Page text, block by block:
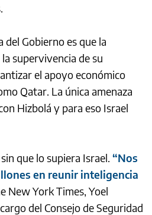
del Gobierno es que la
supervivencia de su
el apoyo económico
Qatar. La única amenaza
Hizbolá y para eso Israel
que lo supiera Israel. “Nos
en reunir inteligencia
New York Times, Yoel
del Consejo de Seguridad